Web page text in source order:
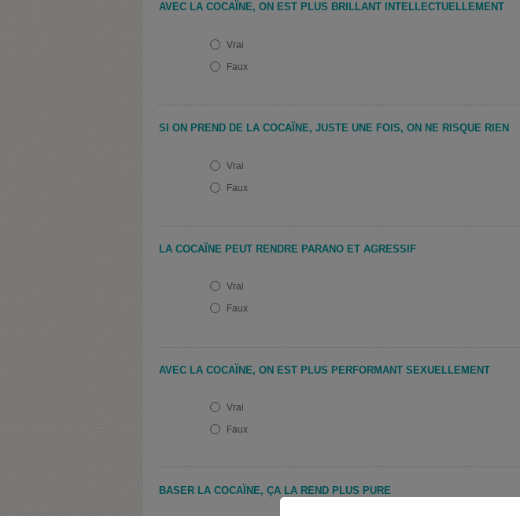
AVEC LA COCAÏNE, ON EST PLUS BRILLANT INTELLECTUELLEMENT
Vrai
Faux
SI ON PREND DE LA COCAÏNE, JUSTE UNE FOIS, ON NE RISQUE RIEN
Vrai
Faux
LA COCAÏNE PEUT RENDRE PARANO ET AGRESSIF
Vrai
Faux
AVEC LA COCAÏNE, ON EST PLUS PERFORMANT SEXUELLEMENT
Vrai
Faux
BASER LA COCAÏNE, ÇA LA REND PLUS PURE